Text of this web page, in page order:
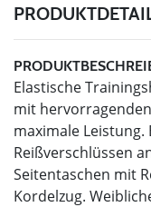
Elastische
mit
maximale Leistung.
Reißverschlüssen
Seitentaschen mit
Kordelzug.